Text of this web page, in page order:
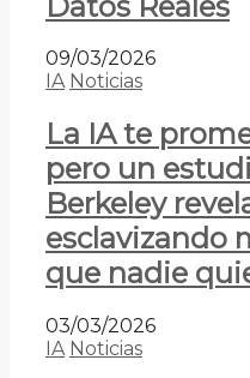
09/03/2026
IA Noticias
La IA te
pero un
Berkeley
esclavizando
que nadie
03/03/2026
IA Noticias